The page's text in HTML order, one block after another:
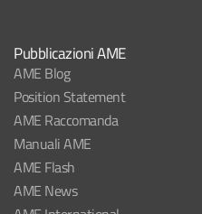
Pubblicazioni AME
AME Blog
Position Statement
AME Raccomanda
Manuali AME
AME Flash
AME News